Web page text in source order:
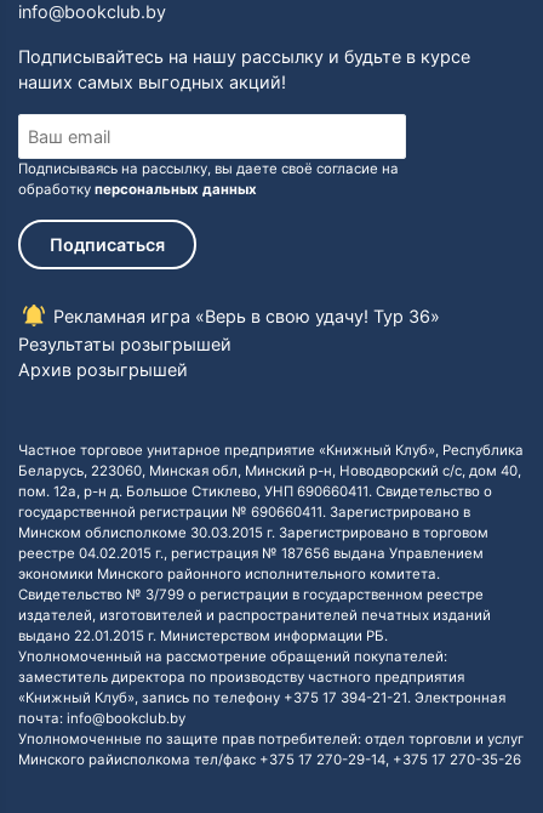
info@bookclub.by
Подписывайтесь на нашу рассылку и будьте в курсе
наших самых выгодных акций!
Подписываясь на рассылку, вы даете своё согласие на
обработку персональных данных
Подписаться
Рекламная игра «Верь в свою удачу! Тур 36»
Результаты розыгрышей
Архив розыгрышей
Частное торговое унитарное предприятие «Книжный Клуб», Республика
Беларусь, 223060, Минская обл, Минский р-н, Новодворский с/с, дом 40,
пом. 12а, р-н д. Большое Стиклево, УНП 690660411. Свидетельство о
государственной регистрации № 690660411. Зарегистрировано в
Минском облисполкоме 30.03.2015 г. Зарегистрировано в торговом
реестре 04.02.2015 г., регистрация № 187656 выдана Управлением
экономики Минского районного исполнительного комитета.
Свидетельство № 3/799 о регистрации в государственном реестре
издателей, изготовителей и распространителей печатных изданий
выдано 22.01.2015 г. Министерством информации РБ.
Уполномоченный на рассмотрение обращений покупателей:
заместитель директора по производству частного предприятия
«Книжный Клуб», запись по телефону +375 17 394-21-21. Электронная
почта: info@bookclub.by
Уполномоченные по защите прав потребителей: отдел торговли и услуг
Минского райисполкома тел/факс +375 17 270-29-14, +375 17 270-35-26